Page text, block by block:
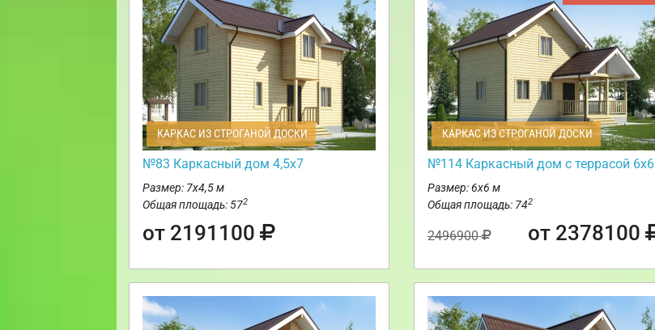
КАРКАС ИЗ СТРОГАНОЙ ДОСКИ
№83 Каркасный дом 4,5х7
Размер: 7х4,5 м
Общая площадь: 572
от 2191100
КАРКАС ИЗ СТРОГАНОЙ ДОСКИ
№114 Каркасный дом с террасой 6х6
Размер: 6х6 м
Общая площадь: 742
2496900 от 2378100